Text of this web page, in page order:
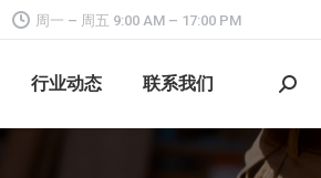
周一 – 周五 9:00 AM – 17:00 PM
行业动态 联系我们
搜